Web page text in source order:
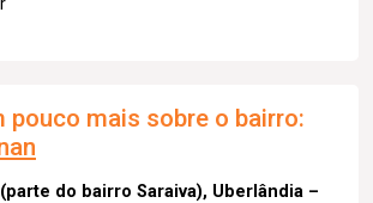
pouco mais sobre o bairro:
do bairro Saraiva), Uberlândia –